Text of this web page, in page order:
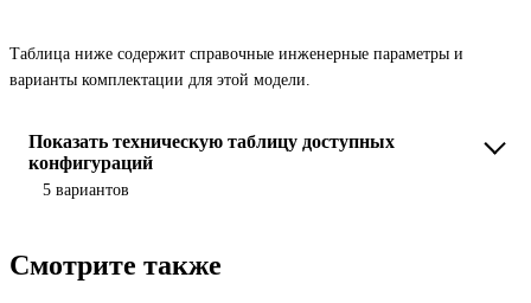
Таблица ниже содержит справочные инженерные параметры и
варианты комплектации для этой модели.
Показать техническую таблицу доступных
конфигураций
5 вариантов
Смотрите также